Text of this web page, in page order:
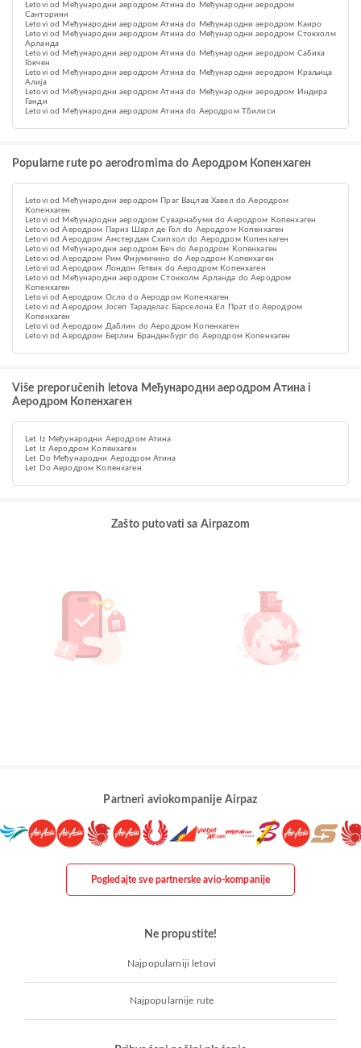
Letovi od Међународни аеродром Атина do Међународни аеродром
Санторини
Letovi od Међународни аеродром Атина do Међународни аеродром Каиро
Letovi od Међународни аеродром Атина do Међународни аеродром Стокхолм
Арланда
Letovi od Међународни аеродром Атина do Међународни аеродром Сабиха
Гокчен
Letovi od Међународни аеродром Атина do Међународни аеродром Краљица
Алија
Letovi od Међународни аеродром Атина do Међународни аеродром Индира
Ганди
Letovi od Међународни аеродром Атина do Аеродром Тбилиси
Popularne rute po aerodromima do Аеродром Копенхаген
Letovi od Међународни аеродром Праг Вацлав Хавел do Аеродром
Копенхаген
Letovi od Међународни аеродром Суварнабуми do Аеродром Копенхаген
Letovi od Aеродром Париз Шарл де Гол do Аеродром Копенхаген
Letovi od Aеродром Амстердам Схипхол do Аеродром Копенхаген
Letovi od Међународни аеродром Беч do Аеродром Копенхаген
Letovi od Аеродром Рим Фијумичино do Аеродром Копенхаген
Letovi od Аеродром Лондон Гетвик do Аеродром Копенхаген
Letovi od Међународни аеродром Стокхолм Арланда do Аеродром
Копенхаген
Letovi od Aеродром Осло do Аеродром Копенхаген
Letovi od Аеродром Јосеп Тараделас Барселона Ел Прат do Аеродром
Копенхаген
Letovi od Аеродром Даблин do Аеродром Копенхаген
Letovi od Аеродром Берлин Бранденбург do Аеродром Копенхаген
Više preporučenih letova Међународни аеродром Атина i
Аеродром Копенхаген
Let Iz Међународни Аеродром Атина
Let Iz Аеродром Копенхаген
Let Do Међународни Аеродром Атина
Let Do Аеродром Копенхаген
Zašto putovati sa Airpazom
Partneri aviokompanije Airpaz
Pogledajte sve partnerske avio-kompanije
Ne propustite!
Najpopularniji letovi
Najpopularnije rute